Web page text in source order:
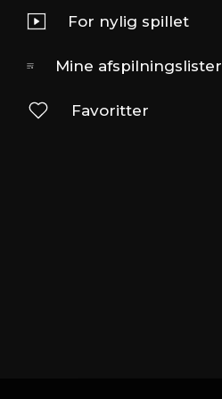
For nylig spillet
Mine afspilningslister
Favoritter